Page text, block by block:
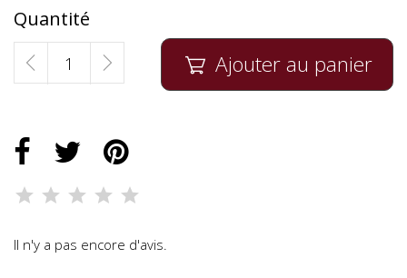
Quantité
 Ajouter au panier
Il n'y a pas encore d'avis.